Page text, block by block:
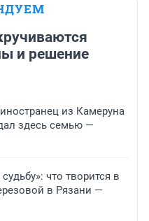
и решение
из Камеруна
здесь семью —
что творится в
в Рязани —